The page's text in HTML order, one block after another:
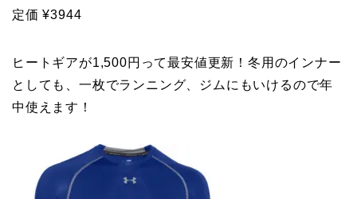
定価 ¥3944
ヒートギアが1,500円って最安値更新！冬用のインナー
としても、一枚でランニング、ジムにもいけるので年
中使えます！